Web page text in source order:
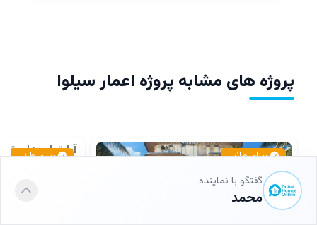
گفتگو با نماینده
محمد
پروژه های مشابه پروژه اعمار سیلوا
ویزای طلایی ویزای طلایی
آپارتمان ها و
تاون